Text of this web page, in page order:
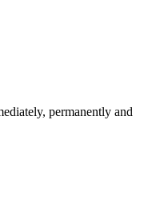
permanently and